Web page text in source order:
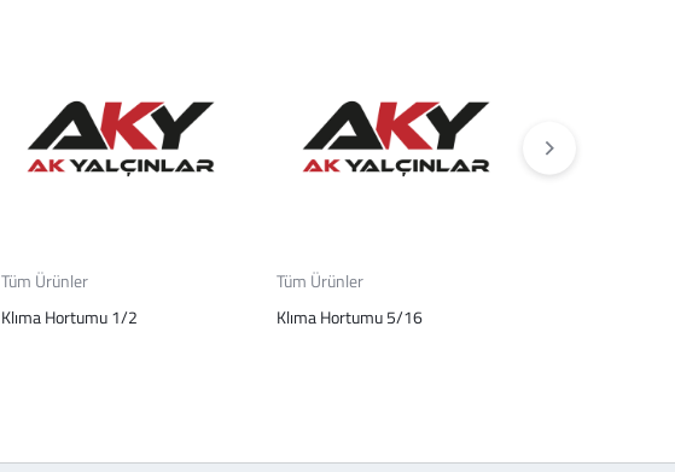
Tüm Ürünler
Klıma Hortumu 1/2
Tüm Ürünler
Klıma Hortumu 5/16